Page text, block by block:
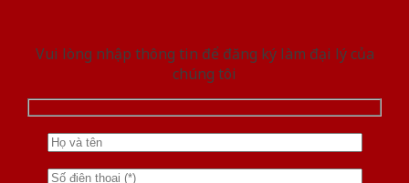
Vui lòng nhập thông tin để đăng ký làm đại lý của
chúng tôi